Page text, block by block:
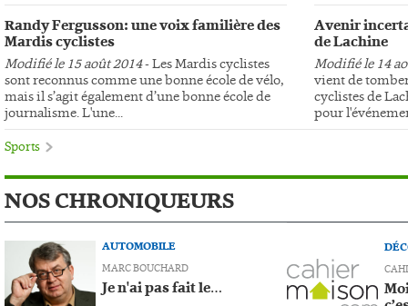
Randy Fergusson: une voix familière des
Mardis cyclistes
Modifié le 15 août 2014- Les Mardis cyclistes
sont reconnus comme une bonne école de vélo,
mais il s’agit également d’une bonne école de
journalisme. L'une...
Avenir
de Lachine
Modifié le 14
vient de
cyclistes de
pour
Sports
NOS CHRONIQUEURS
AUTOMOBILE
MARC BOUCHARD
Je n'ai pas fait le…